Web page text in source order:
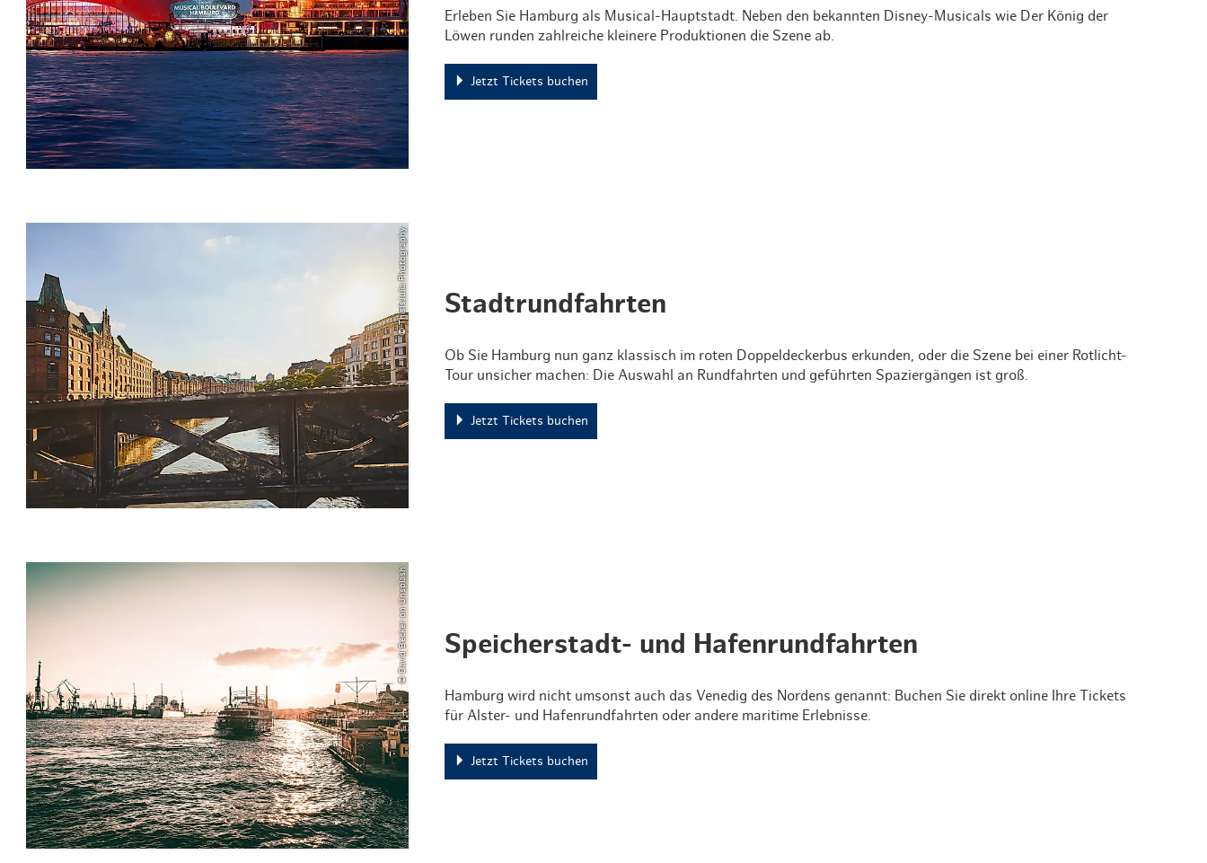
Erleben Sie Hamburg als Musical-Hauptstadt. Neben den bekannten Disney-Musicals wie Der König der
Löwen runden zahlreiche kleinere Produktionen die Szene ab.
Jetzt Tickets buchen
© ThisIsJulia Photography Stadtrundfahrten
Ob Sie Hamburg nun ganz klassisch im roten Doppeldeckerbus erkunden, oder die Szene bei einer Rotlicht-
Tour unsicher machen: Die Auswahl an Rundfahrten und geführten Spaziergängen ist groß.
Jetzt Tickets buchen
© David Becker on Unsplash Speicherstadt- und Hafenrundfahrten
Hamburg wird nicht umsonst auch das Venedig des Nordens genannt: Buchen Sie direkt online Ihre Tickets
für Alster- und Hafenrundfahrten oder andere maritime Erlebnisse.
Jetzt Tickets buchen